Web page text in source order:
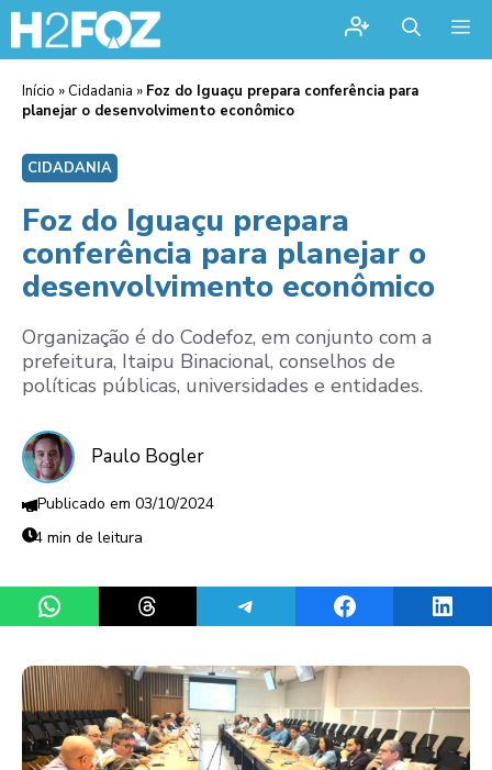
Início » Cidadania » Foz do Iguaçu prepara conferência para
planejar o desenvolvimento econômico
CIDADANIA
Foz do Iguaçu prepara
conferência para planejar o
desenvolvimento econômico
Organização é do Codefoz, em conjunto com a
prefeitura, Itaipu Binacional, conselhos de
políticas públicas, universidades e entidades.
Paulo Bogler
03/10/2024
4 min de leitura
Share on WhatsAppShare on ThreadsShare on TelegramShare on Facebook